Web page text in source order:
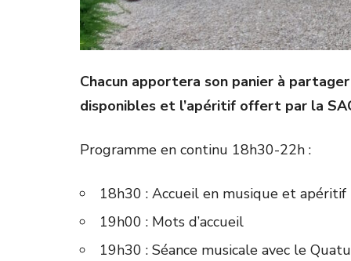
Chacun apportera son panier à
disponibles et l’apéritif offert par la
Programme en continu 18h30-22h :
18h30 : Accueil en musique et apéritif
19h00 : Mots d’accueil
19h30 : Séance musicale avec le